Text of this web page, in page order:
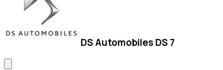
DS Automobiles DS 7